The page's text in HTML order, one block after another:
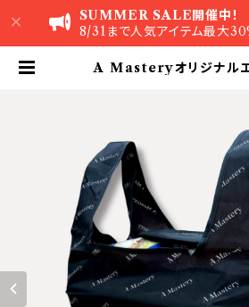
SUMMER SALE開催中！
8/31まで人気アイテム最大
A Masteryオリジナル